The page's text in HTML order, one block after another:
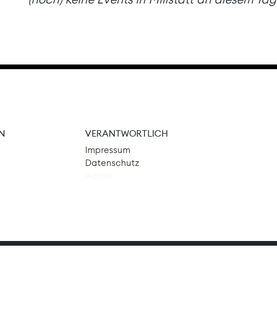
VERANTWORTLICH
Impressum
Datenschutz